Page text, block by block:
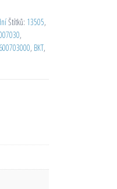
Štítků: 13505,
,
600703000, BKT,